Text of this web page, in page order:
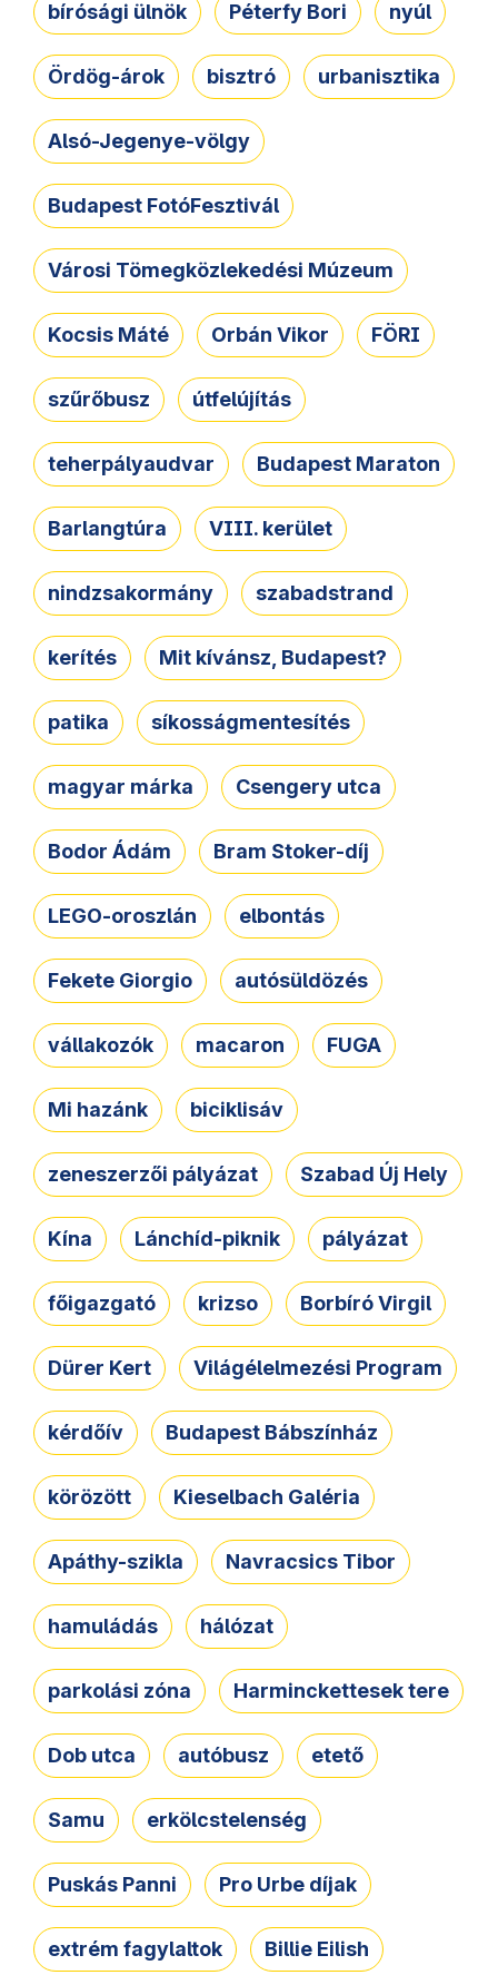
bírósági ülnök Péterfy Bori nyúl
Ördög-árok bisztró urbanisztika
Alsó-Jegenye-völgy
Budapest FotóFesztivál
Városi Tömegközlekedési Múzeum
Kocsis Máté Orbán Vikor FÖRI
szűrőbusz útfelújítás
teherpályaudvar Budapest Maraton
Barlangtúra VIII. kerület
nindzsakormány szabadstrand
kerítés Mit kívánsz, Budapest?
patika síkosságmentesítés
magyar márka Csengery utca
Bodor Ádám Bram Stoker-díj
LEGO-oroszlán elbontás
Fekete Giorgio autósüldözés
vállakozók macaron FUGA
Mi hazánk biciklisáv
zeneszerzői pályázat Szabad Új Hely
Kína Lánchíd-piknik pályázat
főigazgató krizso Borbíró Virgil
Dürer Kert Világélelmezési Program
kérdőív Budapest Bábszínház
körözött Kieselbach Galéria
Apáthy-szikla Navracsics Tibor
hamuládás hálózat
parkolási zóna Harminckettesek tere
Dob utca autóbusz etető
Samu erkölcstelenség
Puskás Panni Pro Urbe díjak
extrém fagylaltok Billie Eilish